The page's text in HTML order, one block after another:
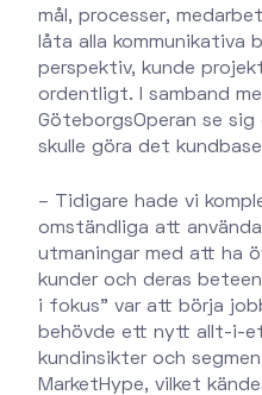
mål, processer,
låta alla kommunikativa
perspektiv, kunde
ordentligt. I samband
GöteborgsOperan se
skulle göra det
– Tidigare hade vi
omständliga att
utmaningar med att ha
kunder och deras
i fokus” var att börja
behövde ett nytt allt-i-
kundinsikter och
MarketHype, vilket